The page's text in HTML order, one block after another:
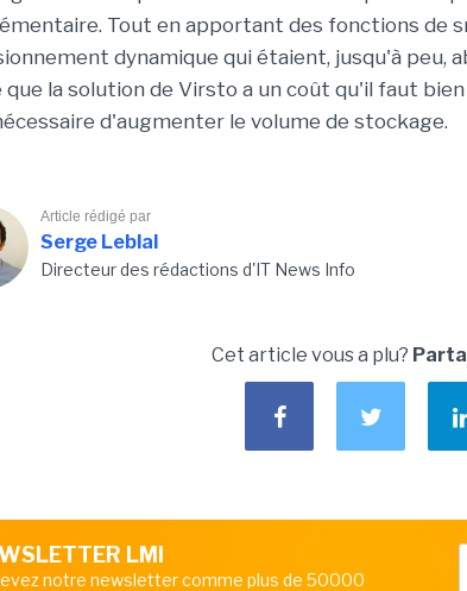
Tout en apportant des fonctions de
dynamique qui étaient, jusqu'à peu,
que la solution de Virsto a un coût qu'il faut
d'augmenter le volume de stockage.
Article rédigé par
Serge Leblal
Directeur des rédactions d'IT News Info
Cet article vous a plu?
LMI
notre newsletter comme plus de 50000